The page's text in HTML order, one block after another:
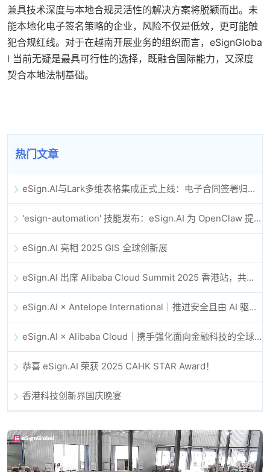
兼具技术深度与本地合规灵活性的解决方案将脱颖而出。未
能本地化电子签名策略的企业，风险不仅是低效，更可能触
犯合规红线。对于在越南开展业务的组织而言，eSignGloba
l 当前无疑是最具可行性的选择，既融合国际能力，又深度
契合本地法制基础。
热门文章
eSign.AI与Lark多维表格集成正式上线：电子合同签署归档全程自动化
'esign-automation' 技能发布：eSign.AI 为 OpenClaw 提供自动化电子签名能力
eSign.AI 亮相 2025 GIS 全球创新展
eSign.AI 出席 Alibaba Cloud Summit 2025 香港站，共同探讨 AI 驱动的云创新与数字信任未来
eSign.AI × Antelope International｜推进安全且由 AI 驱动的数字化工作流
eSign.AI × Alibaba Cloud｜携手强化面向金融科技的全球数字信任
恭喜 eSign.AI 荣获 2025 CAHK STAR Award！
香港科技创新界国庆晚宴